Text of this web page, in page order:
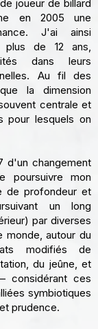
joueur de billard
en 2005 une
J'ai ainsi
plus de 12 ans,
dans leurs
Au fil des
la dimension
centrale et
pour lesquels on
d'un changement
poursuivre mon
de profondeur et
un long
par diverses
monde, autour du
modifiés de
du jeûne, et
considérant ces
symbiotiques
prudence.